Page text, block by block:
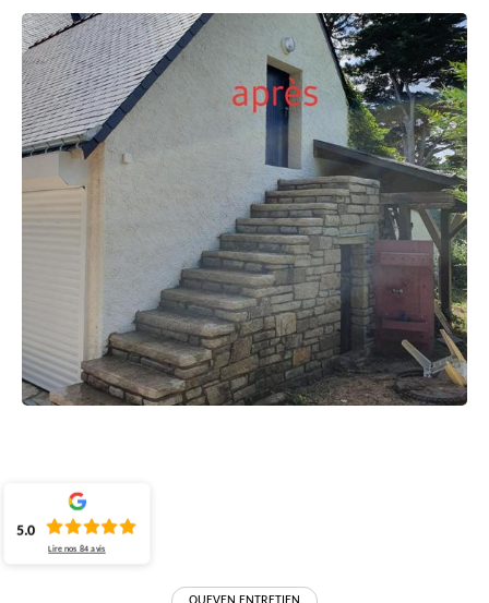
5.0
Lire nos84 avis